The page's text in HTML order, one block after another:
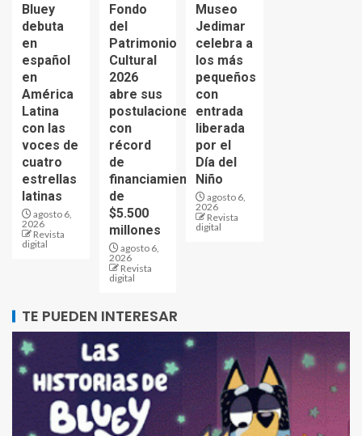
Bluey
debuta
en
español
en
América
Latina
con las
voces de
cuatro
estrellas
latinas
agosto 6,
2026
Revista
digital
Fondo
del
Patrimonio
Cultural
2026
abre sus
postulaciones
con
récord
de
financiamiento
de
$5.500
millones
agosto 6,
2026
Revista
digital
Museo
Jedimar
celebra a
los más
pequeños
con
entrada
liberada
por el
Día del
Niño
agosto 6,
2026
Revista
digital
TE PUEDEN INTERESAR